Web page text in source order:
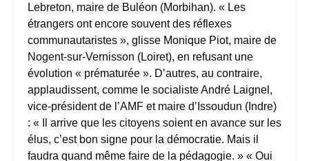
Lebreton, maire de Buléon (Morbihan). « Les
étrangers ont encore souvent des réflexes
communautaristes », glisse Monique Piot, maire de
Nogent-sur-Vernisson (Loiret), en refusant une
évolution « prématurée ». D’autres, au contraire,
applaudissent, comme le socialiste André Laignel,
vice-président de l’AMF et maire d’Issoudun (Indre)
: « Il arrive que les citoyens soient en avance sur les
élus, c’est bon signe pour la démocratie. Mais il
faudra quand même faire de la pédagogie. » « Oui